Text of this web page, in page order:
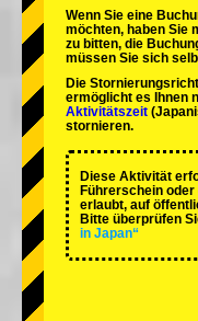
Wenn Sie eine
möchten, haben Sie
zu bitten, die
müssen Sie sich
Die
ermöglicht es Ihnen
Aktivitätszeit
stornieren.
Diese Aktivität
Führerschein
erlaubt, auf
Bitte überprüfen
in Japan“